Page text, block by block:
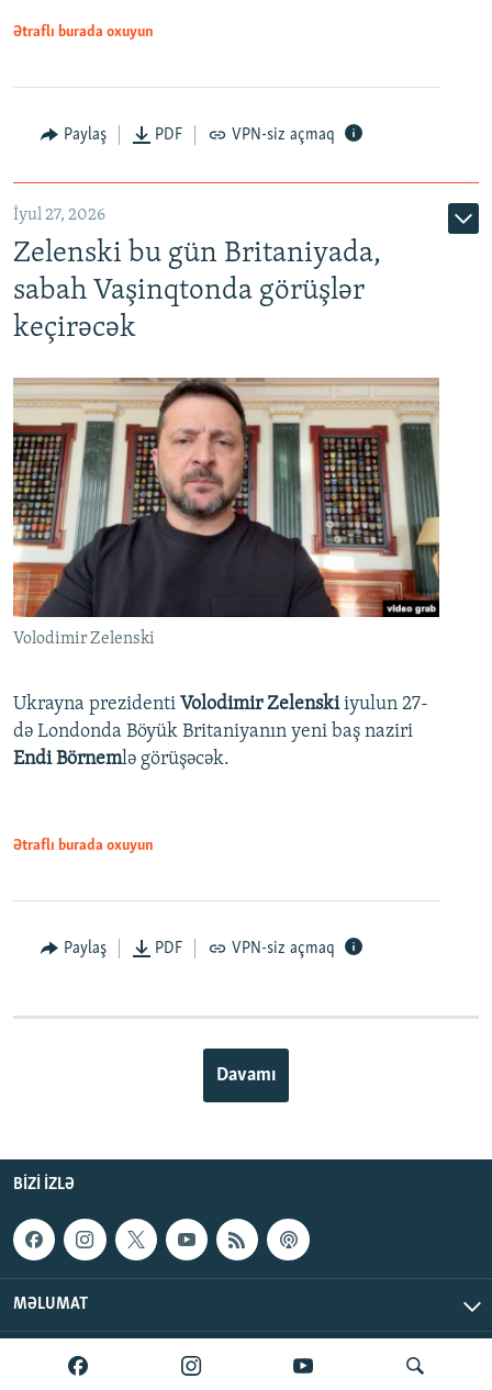
Ətraflı burada oxuyun
Paylaş PDF VPN-siz açmaq
İyul 27, 2026
Zelenski bu gün Britaniyada,
sabah Vaşinqtonda görüşlər
keçirəcək
Volodimir Zelenski
Ukrayna prezidenti Volodimir Zelenskiiyulun 27-
də Londonda Böyük Britaniyanın yeni baş naziri
Endi Börnemlə görüşəcək.
Ətraflı burada oxuyun
Paylaş PDF VPN-siz açmaq
Davamı
BIZI IZLƏ
MƏLUMAT
AzadlıqRadiosu © 2026 Inc. | Bütün hüquqlar qorunur